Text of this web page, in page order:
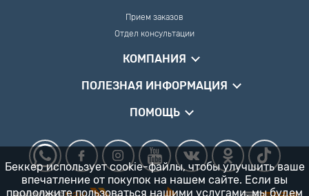
Прием заказов
Отдел консультации
КОМПАНИЯ
ПОЛЕЗНАЯ ИНФОРМАЦИЯ
ПОМОЩЬ
Беккер использует cookie-файлы, чтобы улучшить ваше
впечатление от покупок на нашем сайте. Если вы
продолжите пользоваться нашими услугами, мы будем